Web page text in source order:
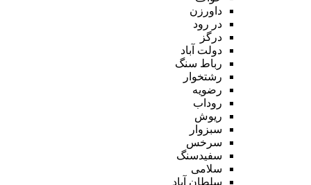
داورزن
در رود
درگز
دولت آباد
رباط سنگ
رشتخوار
رضویه
روداب
ریوش
سبزوار
سرخس
سفیدسنگ
سلامی
سلطان آباد